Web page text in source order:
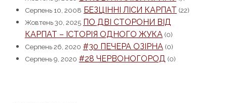
Серпень 10, 2008 БЕЗЦІННІ ЛІСИ КАРПАТ (22)
Жовтень 30, 2025 ПО ДВІ СТОРОНИ ВІД
КАРПАТ – ІСТОРІЯ ОДНОГО ЖУКА(0)
Серпень 26, 2020 #30 ПЕЧЕРА ОЗІРНА(0)
Серпень 9, 2020 #28 ЧЕРВОНОГОРОД (0)